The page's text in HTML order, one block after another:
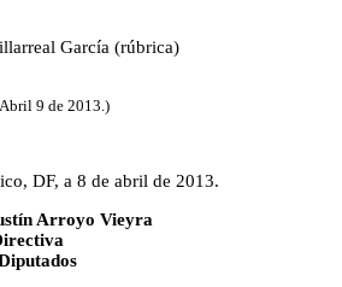
García (rúbrica)
9 de 2013.)
DF, a 8 de abril de 2013.
Arroyo Vieyra